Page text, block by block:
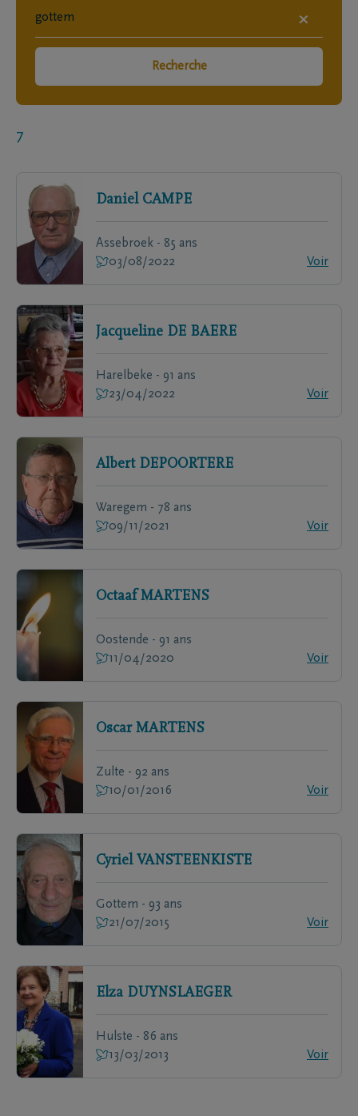
×
Recherche
7
Daniel CAMPE
Assebroek - 85 ans
03/08/2022
Voir
Jacqueline DE BAERE
Harelbeke - 91 ans
23/04/2022
Voir
Albert DEPOORTERE
Waregem - 78 ans
09/11/2021
Voir
Octaaf MARTENS
Oostende - 91 ans
11/04/2020
Voir
Oscar MARTENS
Zulte - 92 ans
10/01/2016
Voir
Cyriel VANSTEENKISTE
Gottem - 93 ans
21/07/2015
Voir
Elza DUYNSLAEGER
Hulste - 86 ans
13/03/2013
Voir